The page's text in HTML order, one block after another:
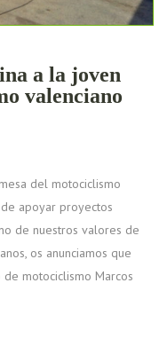
a la joven
valenciano
del motociclismo
apoyar proyectos
de nuestros valores de
os anunciamos que
motociclismo Marcos